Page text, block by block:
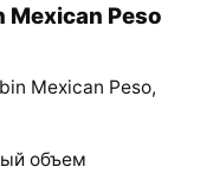
Mexican Peso
Mexican Peso,
объем